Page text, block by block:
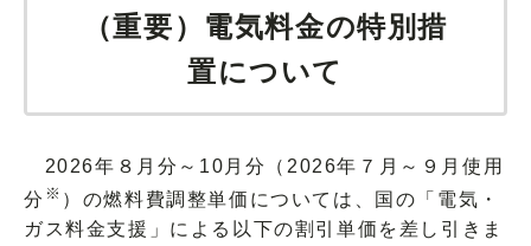
（重要）電気料金の特別措
置について
2026年８月分～10月分（2026年７月～９月使用
分 ※ ）の燃料費調整単価については、国の「電気・
ガス料金支援」による以下の割引単価を差し引きま